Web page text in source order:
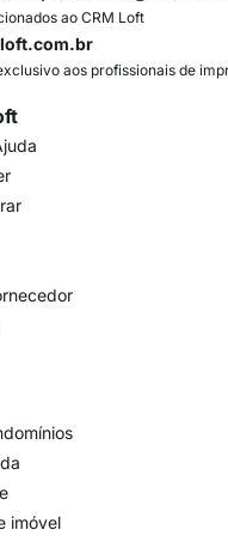
ao CRM Loft
aos profissionais de
imóvel